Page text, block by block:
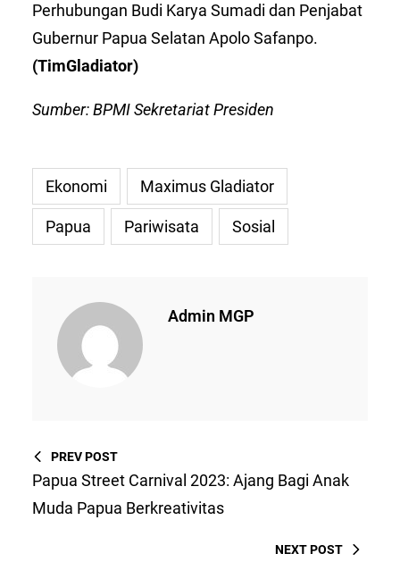
Perhubungan Budi Karya Sumadi dan Penjabat
Gubernur Papua Selatan Apolo Safanpo.
(TimGladiator)
Sumber: BPMI Sekretariat Presiden
Ekonomi Maximus Gladiator
Papua Pariwisata Sosial
Admin MGP
PREV POST
Papua Street Carnival 2023: Ajang Bagi Anak
Muda Papua Berkreativitas
NEXT POST